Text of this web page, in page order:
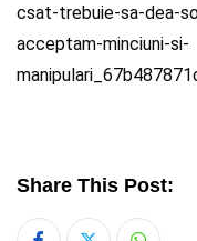
csat-trebuie-sa-dea-
acceptam-minciuni-si-
Share This Post: